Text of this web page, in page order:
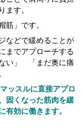
ます。
筋」です。
などで緩めることが
までアプローチする
い」 「まだ奥に痛
ッスルに直接アプロ
固くなった筋肉を緩
有効に働きます。